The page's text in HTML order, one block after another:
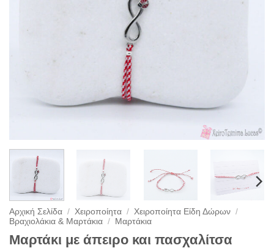
Αρχική Σελίδα / Χειροποίητα / Χειροποίητα Είδη Δώρων /
Βραχιολάκια & Μαρτάκια / Μαρτάκια
Μαρτάκι με άπειρο και πασχαλίτσα